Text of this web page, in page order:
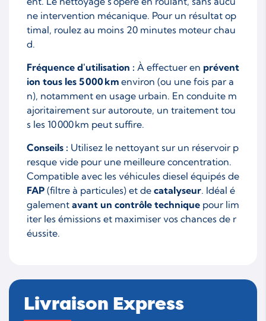
ne intervention mécanique. Pour un résultat op
timal, roulez au moins 20 minutes moteur chau
d.
Fréquence d'utilisation : À effectuer en prévent
ion tous les 5 000 km environ (ou une fois par a
n), notamment en usage urbain. En conduite m
ajoritairement sur autoroute, un traitement tou
s les 10 000 km peut suffire.
Conseils : Utilisez le nettoyant sur un réservoir p
resque vide pour une meilleure concentration.
Compatible avec les véhicules diesel équipés de
FAP (filtre à particules) et de catalyseur. Idéal é
galement avant un contrôle technique pour lim
iter les émissions et maximiser vos chances de r
éussite.
Livraison Express